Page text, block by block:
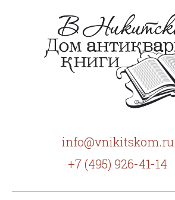
info@vnikitskom.ru
+7 (495) 926-41-14